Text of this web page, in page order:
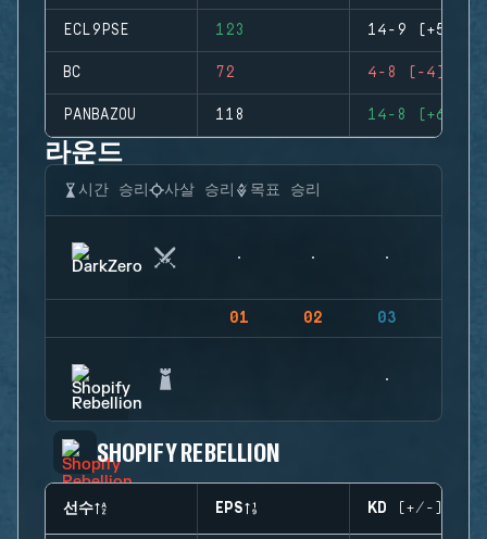
ECL9PSE 123 14-9 (+5)
BC 72 4-8 (-4)
PANBAZOU 118 14-8 (+6)
라운드
시간 승리 사살 승리 목표 승리
01 02 03
SHOPIFY REBELLION
선수 EPS KD (+/-)